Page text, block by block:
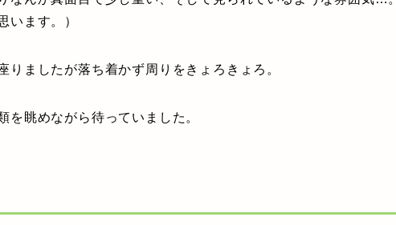
います。）
りましたが落ち着かず周りをきょろきょろ。
を眺めながら待っていました。